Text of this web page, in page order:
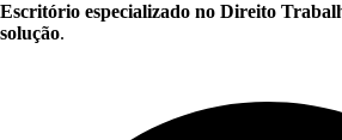
Escritório especializado no Direito
solução.